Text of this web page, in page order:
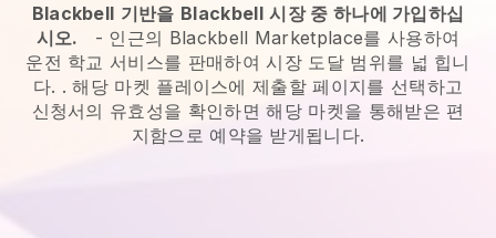
Blackbell 기반을 Blackbell 시장 중 하나에 가입하십
시오.
- 인근의 Blackbell Marketplace를 사용하여
운전 학교 서비스를 판매하여 시장 도달 범위를 넓 힙니
다. . 해당 마켓 플레이스에 제출할 페이지를 선택하고
신청서의 유효성을 확인하면 해당 마켓을 통해받은 편
지함으로 예약을 받게됩니다.